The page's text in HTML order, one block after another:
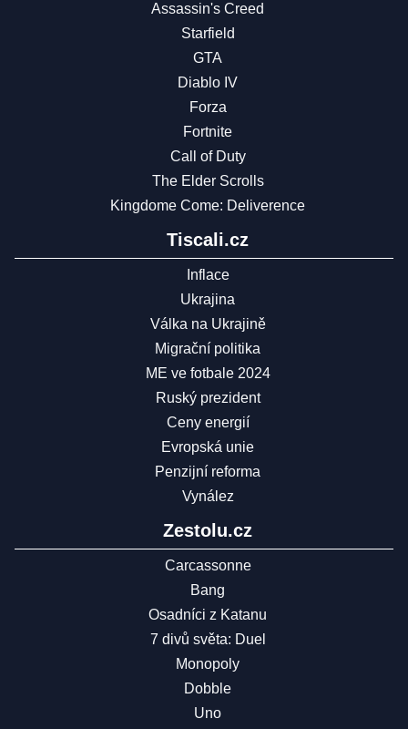
Assassin's Creed
Starfield
GTA
Diablo IV
Forza
Fortnite
Call of Duty
The Elder Scrolls
Kingdome Come: Deliverence
Tiscali.cz
Inflace
Ukrajina
Válka na Ukrajině
Migrační politika
ME ve fotbale 2024
Ruský prezident
Ceny energií
Evropská unie
Penzijní reforma
Vynález
Zestolu.cz
Carcassonne
Bang
Osadníci z Katanu
7 divů světa: Duel
Monopoly
Dobble
Uno